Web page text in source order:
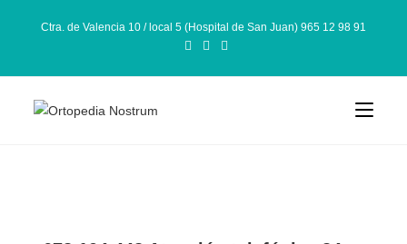
Ctra. de Valencia 10 / local 5 (Hospital de San Juan) 965 12 98 91